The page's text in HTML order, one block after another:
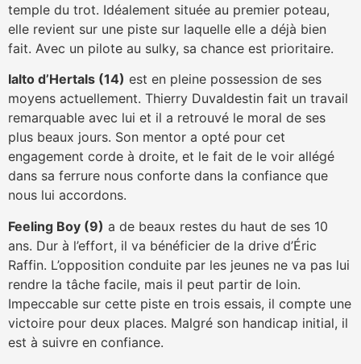
temple du trot. Idéalement située au premier poteau,
elle revient sur une piste sur laquelle elle a déjà bien
fait. Avec un pilote au sulky, sa chance est prioritaire.
Ialto d’Hertals (14) est en pleine possession de ses
moyens actuellement. Thierry Duvaldestin fait un travail
remarquable avec lui et il a retrouvé le moral de ses
plus beaux jours. Son mentor a opté pour cet
engagement corde à droite, et le fait de le voir allégé
dans sa ferrure nous conforte dans la confiance que
nous lui accordons.
Feeling Boy (9) a de beaux restes du haut de ses 10
ans. Dur à l’effort, il va bénéficier de la drive d’Éric
Raffin. L’opposition conduite par les jeunes ne va pas lui
rendre la tâche facile, mais il peut partir de loin.
Impeccable sur cette piste en trois essais, il compte une
victoire pour deux places. Malgré son handicap initial, il
est à suivre en confiance.